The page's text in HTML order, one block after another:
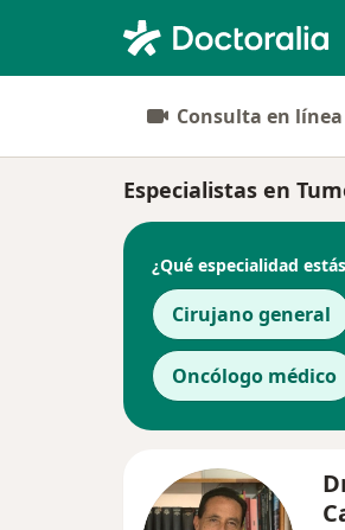
Consulta en línea
Especialistas en
¿Qué especialidad
Cirujano general
Oncólogo médico